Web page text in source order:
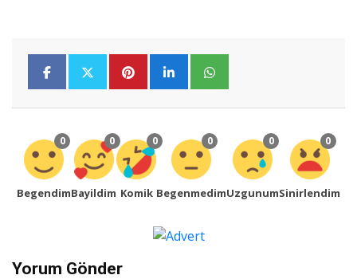
0
Begendim
0
Bayildim
0
Komik
0
Begenmedim
0
Uzgunum
0
Sinirlendim
Yorum Gönder